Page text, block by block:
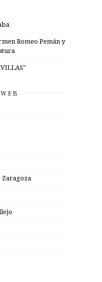
Romeo Pemán y